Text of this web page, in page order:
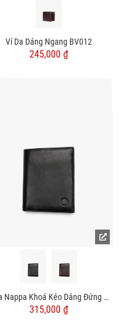
Ví Da Dáng Ngang BV012
245,000 ₫
Ví Da Nappa Khoá Kéo Dáng Đứng BV055
315,000 ₫